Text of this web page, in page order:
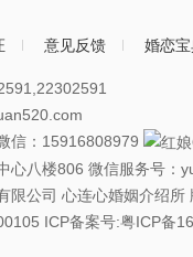
意见反馈 婚恋
信：15916808979
心八楼806 微信服务号：
限公司 心连心婚姻介绍所
ICP备案号:粤ICP备